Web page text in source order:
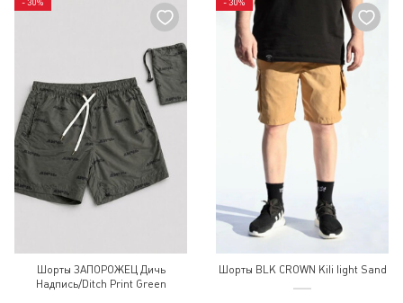
Шорты ЗАПОРОЖЕЦ Дичь
Надпись/Ditch Print Green
- 30%
Шорты BLK CROWN Kili light Sand